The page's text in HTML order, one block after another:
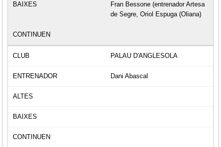
Fran Bessone (entrenador Artesa
de Segre, Oriol Espuga (Oliana)
PALAU D'ANGLESOLA
Dani Abascal